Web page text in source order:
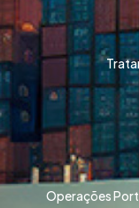
Operações